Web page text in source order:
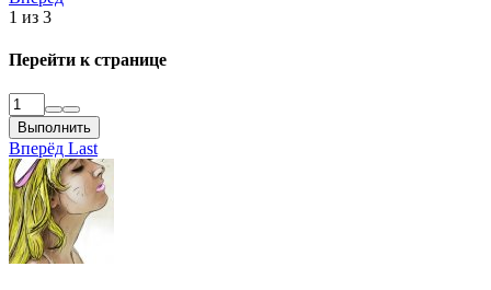
1 из 3
Перейти к странице
Выполнить
Вперёд Last